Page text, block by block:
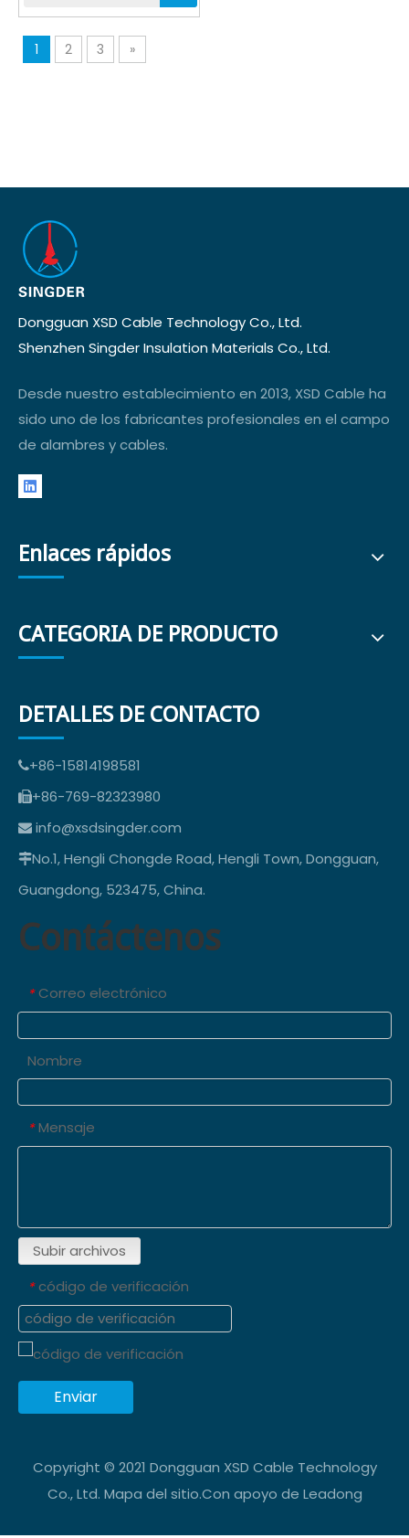
1 2 3 »
Dongguan XSD Cable Technology Co., Ltd.
Shenzhen Singder Insulation Materials Co., Ltd.
Desde nuestro establecimiento en 2013, XSD Cable ha
sido uno de los fabricantes profesionales en el campo
de alambres y cables.
Enlaces rápidos
CATEGORIA DE PRODUCTO
DETALLES DE CONTACTO
+86-15814198581
+86-769-82323980
 info@xsdsingder.com
No.1, Hengli Chongde Road, Hengli Town, Dongguan,
Guangdong, 523475, China.
Contáctenos
* Correo electrónico
Nombre
* Mensaje
Subir archivos
* código de verificación
Enviar
Copyright © 2021 Dongguan XSD Cable Technology
Co., Ltd. Mapa del sitio.Con apoyo de Leadong